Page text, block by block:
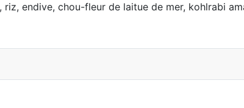
endive, chou-fleur de laitue de mer, kohlrabi